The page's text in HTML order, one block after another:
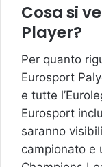
Cosa si
Player?
Per quanto
Eurosport
e tutte
Eurosport
saranno
campionato e